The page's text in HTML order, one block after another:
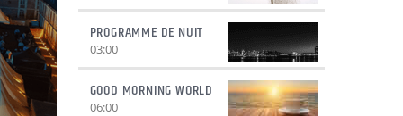
PROGRAMME DE NUIT
03:00
GOOD MORNING WORLD
06:00